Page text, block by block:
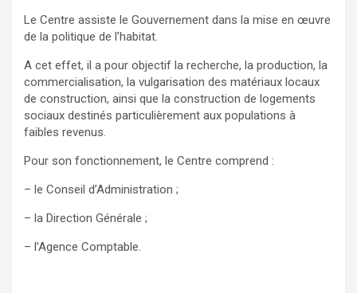
Le Centre assiste le Gouvernement dans la mise en œuvre
de la politique de l’habitat.
A cet effet, il a pour objectif la recherche, la production, la
commercialisation, la vulgarisation des matériaux locaux
de construction, ainsi que la construction de logements
sociaux destinés particulièrement aux populations à
faibles revenus.
Pour son fonctionnement, le Centre comprend :
– le Conseil d’Administration ;
– la Direction Générale ;
– l’Agence Comptable.